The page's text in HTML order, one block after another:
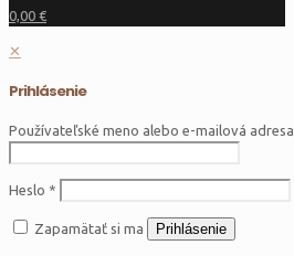
0,00 €
✕
Prihlásenie
Používateľské meno alebo e-mailová adresa
Heslo *
Zapamätať si ma Prihlásenie